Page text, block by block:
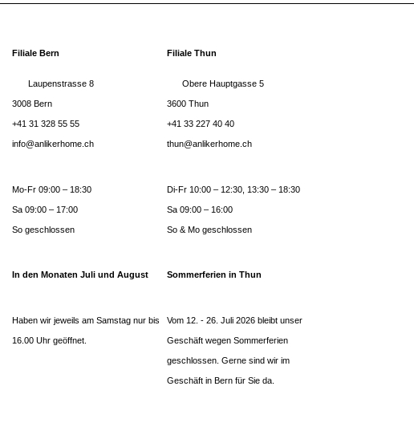
Filiale Bern
Laupenstrasse 8
3008 Bern
+41 31 328 55 55
info@anlikerhome.ch
Mo-Fr 09:00 – 18:30
Sa 09:00 – 17:00
So geschlossen
In den Monaten Juli und August
Haben wir jeweils am Samstag nur bis
16.00 Uhr geöffnet.
Filiale Thun
Obere Hauptgasse 5
3600 Thun
+41 33 227 40 40
thun@anlikerhome.ch
Di-Fr 10:00 – 12:30, 13:30 – 18:30
Sa 09:00 – 16:00
So & Mo geschlossen
Sommerferien in Thun
Vom 12. - 26. Juli 2026 bleibt unser
Geschäft wegen Sommerferien
geschlossen. Gerne sind wir im
Geschäft in Bern für Sie da.